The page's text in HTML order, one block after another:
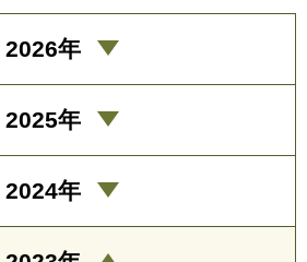
2026年
2025年
2024年